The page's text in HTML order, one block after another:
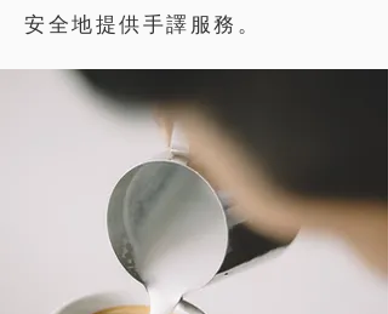
安全地提供手譯服務。